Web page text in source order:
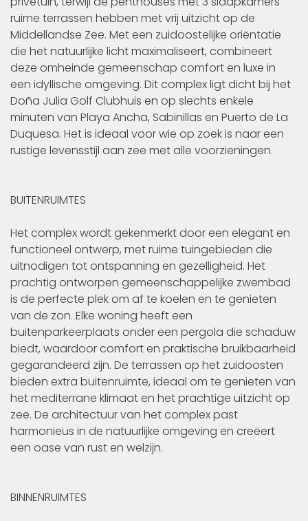
ruime terrassen hebben met vrij uitzicht op de
Middellandse Zee. Met een zuidoostelijke oriëntatie
die het natuurlijke licht maximaliseert, combineert
deze omheinde gemeenschap comfort en luxe in
een idyllische omgeving. Dit complex ligt dicht bij het
Doña Julia Golf Clubhuis en op slechts enkele
minuten van Playa Ancha, Sabinillas en Puerto de La
Duquesa. Het is ideaal voor wie op zoek is naar een
rustige levensstijl aan zee met alle voorzieningen.
BUITENRUIMTES
Het complex wordt gekenmerkt door een elegant en
functioneel ontwerp, met ruime tuingebieden die
uitnodigen tot ontspanning en gezelligheid. Het
prachtig ontworpen gemeenschappelijke zwembad
is de perfecte plek om af te koelen en te genieten
van de zon. Elke woning heeft een
buitenparkeerplaats onder een pergola die schaduw
biedt, waardoor comfort en praktische bruikbaarheid
gegarandeerd zijn. De terrassen op het zuidoosten
bieden extra buitenruimte, ideaal om te genieten van
het mediterrane klimaat en het prachtige uitzicht op
zee. De architectuur van het complex past
harmonieus in de natuurlijke omgeving en creëert
een oase van rust en welzijn.
BINNENRUIMTES